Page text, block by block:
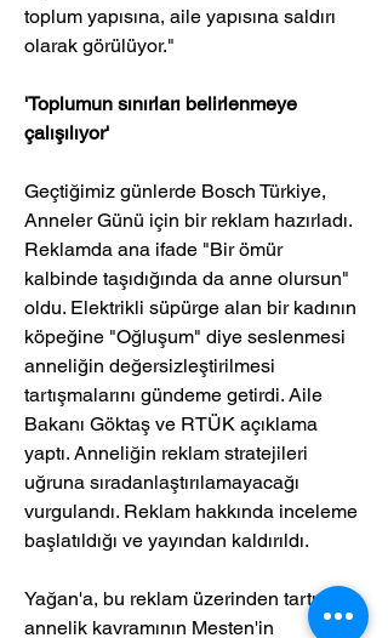
toplum yapısına, aile yapısına saldırı
olarak görülüyor."
'Toplumun sınırları belirlenmeye
çalışılıyor'
Geçtiğimiz günlerde Bosch Türkiye,
Anneler Günü için bir reklam hazırladı.
Reklamda ana ifade "Bir ömür
kalbinde taşıdığında da anne olursun"
oldu. Elektrikli süpürge alan bir kadının
köpeğine "Oğluşum" diye seslenmesi
anneliğin değersizleştirilmesi
tartışmalarını gündeme getirdi. Aile
Bakanı Göktaş ve RTÜK açıklama
yaptı. Anneliğin reklam stratejileri
uğruna sıradanlaştırılamayacağı
vurgulandı. Reklam hakkında inceleme
başlatıldığı ve yayından kaldırıldı.
Yağan'a, bu reklam üzerinden tartışılan
annelik kavramının Mesten'in